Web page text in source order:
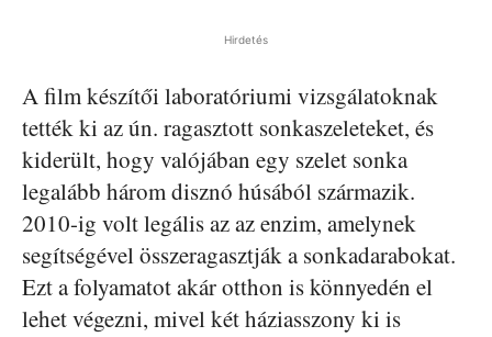
Hirdetés
A film készítői laboratóriumi vizsgálatoknak
tették ki az ún. ragasztott sonkaszeleteket, és
kiderült, hogy valójában egy szelet sonka
legalább három disznó húsából származik.
2010-ig volt legális az az enzim, amelynek
segítségével összeragasztják a sonkadarabokat.
Ezt a folyamatot akár otthon is könnyedén el
lehet végezni, mivel két háziasszony ki is